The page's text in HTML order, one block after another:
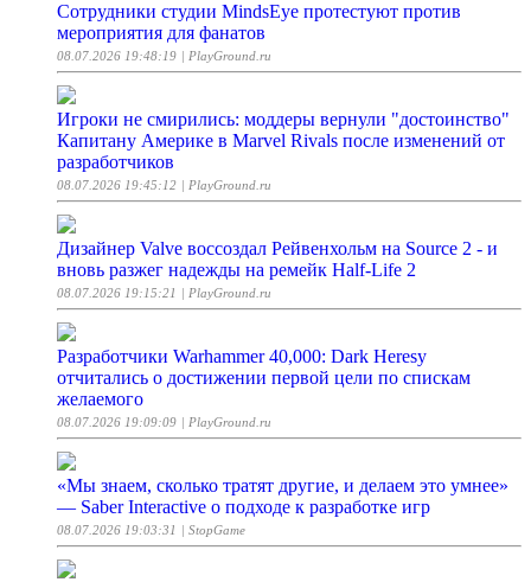
Сотрудники студии MindsEye протестуют против
мероприятия для фанатов
08.07.2026 19:48:19 | PlayGround.ru
Игроки не смирились: моддеры вернули "достоинство"
Капитану Америке в Marvel Rivals после изменений от
разработчиков
08.07.2026 19:45:12 | PlayGround.ru
Дизайнер Valve воссоздал Рейвенхольм на Source 2 - и
вновь разжег надежды на ремейк Half-Life 2
08.07.2026 19:15:21 | PlayGround.ru
Разработчики Warhammer 40,000: Dark Heresy
отчитались о достижении первой цели по спискам
желаемого
08.07.2026 19:09:09 | PlayGround.ru
«Мы знаем, сколько тратят другие, и делаем это умнее»
— Saber Interactive о подходе к разработке игр
08.07.2026 19:03:31 | StopGame